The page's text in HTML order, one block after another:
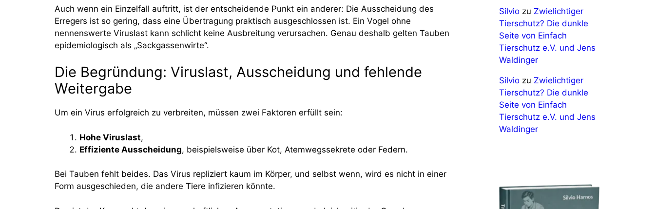
Auch wenn ein Einzelfall auftritt, ist der entscheidende Punkt ein anderer: Die Ausscheidung des
Erregers ist so gering, dass eine Übertragung praktisch ausgeschlossen ist. Ein Vogel ohne
nennenswerte Viruslast kann schlicht keine Ausbreitung verursachen. Genau deshalb gelten Tauben
epidemiologisch als „Sackgassenwirte“.
Die Begründung: Viruslast, Ausscheidung und fehlende
Weitergabe
Um ein Virus erfolgreich zu verbreiten, müssen zwei Faktoren erfüllt sein:
Hohe Viruslast,
Effiziente Ausscheidung, beispielsweise über Kot, Atemwegssekrete oder Federn.
Bei Tauben fehlt beides. Das Virus repliziert kaum im Körper, und selbst wenn, wird es nicht in einer
Form ausgeschieden, die andere Tiere infizieren könnte.
Silvio zu Zwielichtiger
Tierschutz? Die dunkle
Seite von Einfach
Tierschutz e.V. und Jens
Waldinger
Silvio zu Zwielichtiger
Tierschutz? Die dunkle
Seite von Einfach
Tierschutz e.V. und Jens
Waldinger